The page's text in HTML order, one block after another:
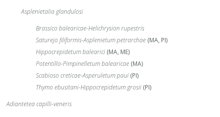
Asplenietalia glandulosi
Brassico balearicae-Helichrysion rupestris
Saturejo filiformis-Asplenietum petrarchae (MA, PI)
Hippocrepidetum balearici (MA, ME)
Potentillo-Pimpinelletum balearicae (MA)
Scabioso creticae-Asperuletum paui (PI)
Thymo ebusitani-Hippocrepidetum grosii (PI)
Adiantetea capilli-veneris